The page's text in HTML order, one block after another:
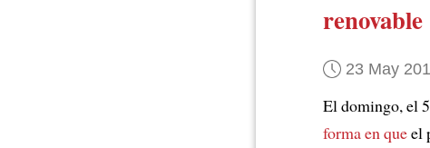
renovable
23 May
El domingo, el
forma en queel